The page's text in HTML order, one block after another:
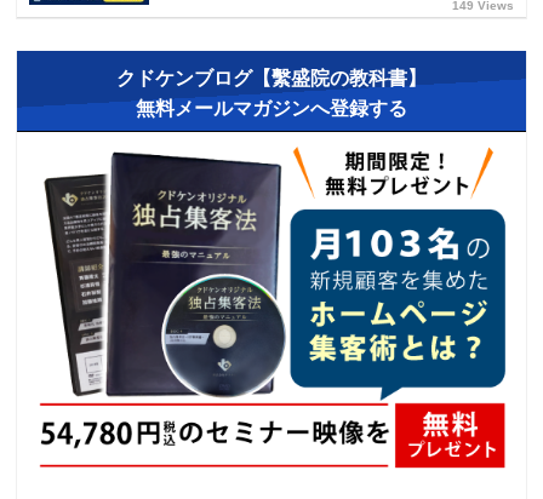
149 Views
クドケンブログ【繫盛院の教科書】
無料メールマガジンへ登録する